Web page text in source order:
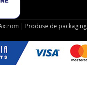
| Produse de packaging